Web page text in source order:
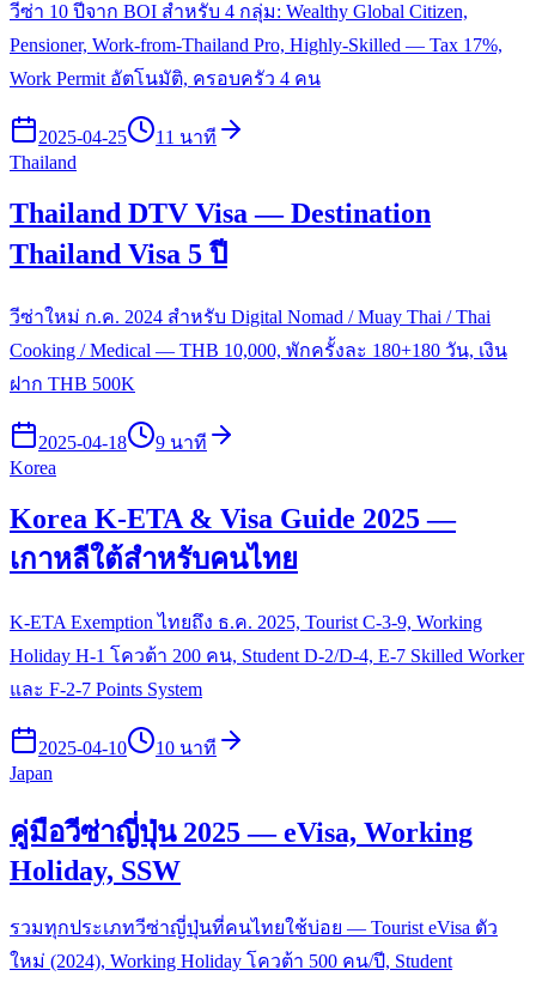
วีซ่า 10 ปีจาก BOI สำหรับ 4 กลุ่ม: Wealthy Global Citizen,
Pensioner, Work-from-Thailand Pro, Highly-Skilled — Tax 17%,
Work Permit อัตโนมัติ, ครอบครัว 4 คน
2025-04-25
11 นาที
Thailand
Thailand DTV Visa — Destination
Thailand Visa 5 ปี
วีซ่าใหม่ ก.ค. 2024 สำหรับ Digital Nomad / Muay Thai / Thai
Cooking / Medical — THB 10,000, พักครั้งละ 180+180 วัน, เงิน
ฝาก THB 500K
2025-04-18
9 นาที
Korea
Korea K-ETA & Visa Guide 2025 —
เกาหลีใต้สำหรับคนไทย
K-ETA Exemption ไทยถึง ธ.ค. 2025, Tourist C-3-9, Working
Holiday H-1 โควต้า 200 คน, Student D-2/D-4, E-7 Skilled Worker
และ F-2-7 Points System
2025-04-10
10 นาที
Japan
คู่มือวีซ่าญี่ปุ่น 2025 — eVisa, Working
Holiday, SSW
รวมทุกประเภทวีซ่าญี่ปุ่นที่คนไทยใช้บ่อย — Tourist eVisa ตัว
ใหม่ (2024), Working Holiday โควต้า 500 คน/ปี, Student